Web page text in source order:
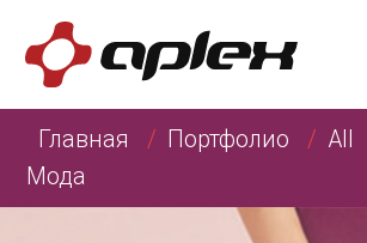
Главная Портфолио All
Мода